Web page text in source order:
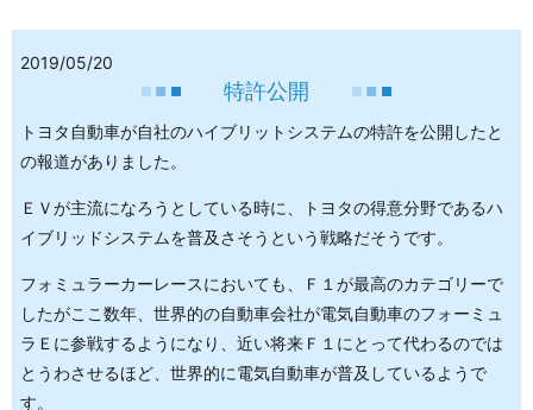
2019/05/20
特許公開
トヨタ自動車が自社のハイブリットシステムの特許を公開したと
の報道がありました。
ＥＶが主流になろうとしている時に、トヨタの得意分野であるハ
イブリッドシステムを普及さそうという戦略だそうです。
フォミュラーカーレースにおいても、Ｆ１が最高のカテゴリーで
したがここ数年、世界的の自動車会社が電気自動車のフォーミュ
ラＥに参戦するようになり、近い将来Ｆ１にとって代わるのでは
とうわさせるほど、世界的に電気自動車が普及しているようで
す。